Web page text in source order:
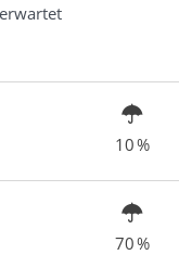
10 %
70 %